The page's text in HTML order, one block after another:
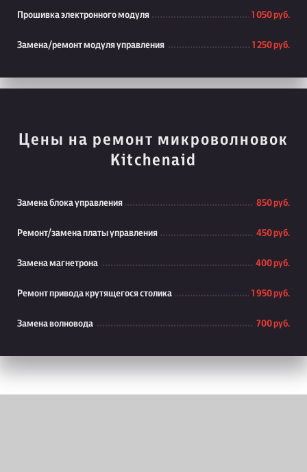
Прошивка электронного модуля 1 050 руб.
Замена/ремонт модуля управления 1 250 руб.
Цены на ремонт микроволновок
Kitchenaid
Замена блока управления 850 руб.
Ремонт/замена платы управления 450 руб.
Замена магнетрона 400 руб.
Ремонт привода крутящегося столика 1 950 руб.
Замена волновода 700 руб.